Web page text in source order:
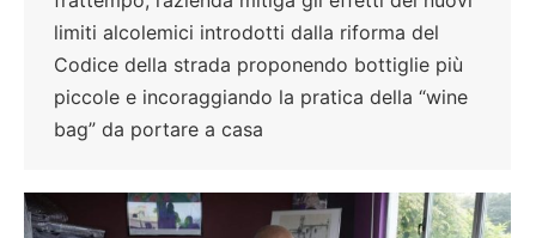
limiti alcolemici introdotti dalla riforma del
Codice della strada proponendo bottiglie più
piccole e incoraggiando la pratica della “wine
bag” da portare a casa